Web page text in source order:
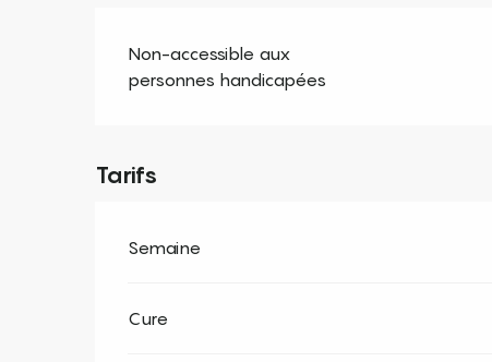
Non-accessible aux
personnes handicapées
Tarifs
Semaine
Cure